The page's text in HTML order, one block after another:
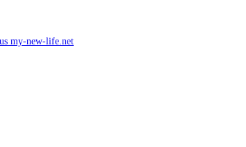
my-new-life.net